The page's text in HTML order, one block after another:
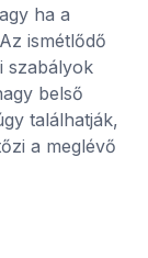
ha a
ismétlődő
szabályok
belső
találhatják,
a meglévő